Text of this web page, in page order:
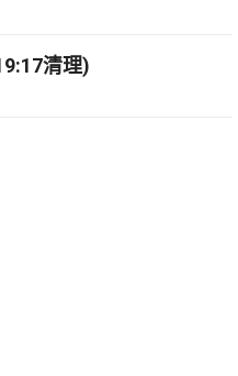
清理)